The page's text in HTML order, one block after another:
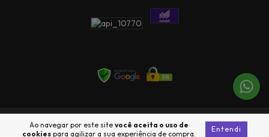
Ao navegar por este site você aceita o uso de
cookies para agilizar a sua experiência de compra.
Entendi
Copyright Arte Própria - 23735360000137 - 2026. Todos os direitos
reservados.